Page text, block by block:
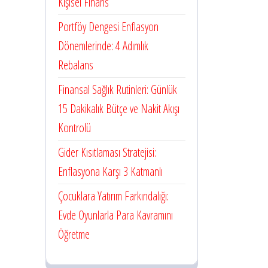
Portföy Dengesi Enflasyon
Dönemlerinde: 4 Adımlık
Rebalans
Finansal Sağlık Rutinleri: Günlük
15 Dakikalık Bütçe ve Nakit Akışı
Kontrolü
Gider Kısıtlaması Stratejisi:
Enflasyona Karşı 3 Katmanlı
Çocuklara Yatırım Farkındalığı:
Evde Oyunlarla Para Kavramını
Öğretme